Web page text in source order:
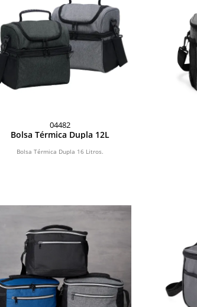
04482
Bolsa Térmica Dupla 12L
Bolsa Térmica Dupla 16 Litros.